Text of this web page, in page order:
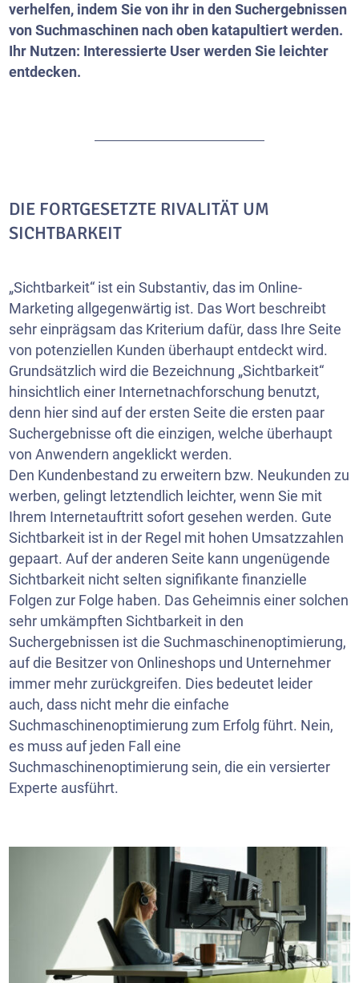
verhelfen, indem Sie von ihr in den Suchergebnissen
von Suchmaschinen nach oben katapultiert werden.
Ihr Nutzen: Interessierte User werden Sie leichter
entdecken.
DIE FORTGESETZTE RIVALITÄT UM
SICHTBARKEIT
„Sichtbarkeit“ ist ein Substantiv, das im Online-
Marketing allgegenwärtig ist. Das Wort beschreibt
sehr einprägsam das Kriterium dafür, dass Ihre Seite
von potenziellen Kunden überhaupt entdeckt wird.
Grundsätzlich wird die Bezeichnung „Sichtbarkeit“
hinsichtlich einer Internetnachforschung benutzt,
denn hier sind auf der ersten Seite die ersten paar
Suchergebnisse oft die einzigen, welche überhaupt
von Anwendern angeklickt werden.
Den Kundenbestand zu erweitern bzw. Neukunden zu
werben, gelingt letztendlich leichter, wenn Sie mit
Ihrem Internetauftritt sofort gesehen werden. Gute
Sichtbarkeit ist in der Regel mit hohen Umsatzzahlen
gepaart. Auf der anderen Seite kann ungenügende
Sichtbarkeit nicht selten signifikante finanzielle
Folgen zur Folge haben. Das Geheimnis einer solchen
sehr umkämpften Sichtbarkeit in den
Suchergebnissen ist die Suchmaschinenoptimierung,
auf die Besitzer von Onlineshops und Unternehmer
immer mehr zurückgreifen. Dies bedeutet leider
auch, dass nicht mehr die einfache
Suchmaschinenoptimierung zum Erfolg führt. Nein,
es muss auf jeden Fall eine
Suchmaschinenoptimierung sein, die ein versierter
Experte ausführt.